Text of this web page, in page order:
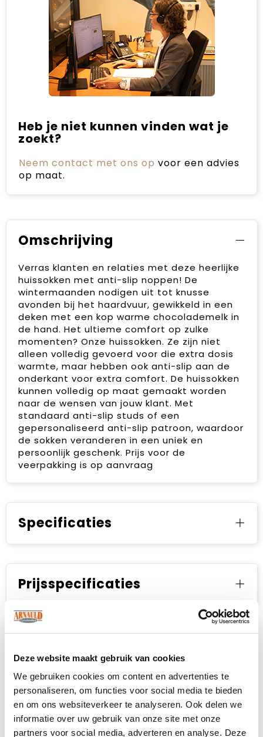
Deze website maakt gebruik van cookies
We gebruiken cookies om content en advertenties te
personaliseren, om functies voor social media te bieden
en om ons websiteverkeer te analyseren. Ook delen we
informatie over uw gebruik van onze site met onze
partners voor social media, adverteren en analyse. Deze
Heb je niet kunnen vinden wat je
zoekt?
Neem contact met ons op voor een advies
op maat.
Omschrijving
Verras klanten en relaties met deze heerlijke
huissokken met anti-slip noppen! De
wintermaanden nodigen uit tot knusse
avonden bij het haardvuur, gewikkeld in een
deken met een kop warme chocolademelk in
de hand. Het ultieme comfort op zulke
momenten? Onze huissokken. Ze zijn niet
alleen volledig gevoerd voor die extra dosis
warmte, maar hebben ook anti-slip aan de
onderkant voor extra comfort. De huissokken
kunnen volledig op maat gemaakt worden
naar de wensen van jouw klant. Met
standaard anti-slip studs of een
gepersonaliseerd anti-slip patroon, waardoor
de sokken veranderen in een uniek en
persoonlijk geschenk. Prijs voor de
veerpakking is op aanvraag
Specificaties
Prijsspecificaties